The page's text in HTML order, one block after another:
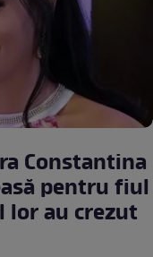
Constantina
pentru fiul
lor au crezut